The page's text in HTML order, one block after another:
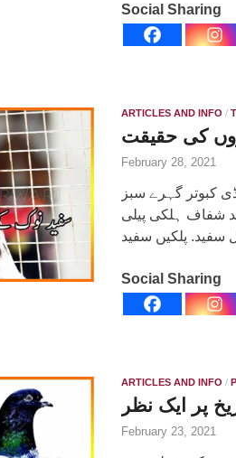
Social Sharing
ARTICLES AND INFO /
کی حقیقت
February 28, 2021
کبوتر گہرے سبز
حد شفاف ہلکی پیلی
Social Sharing
ARTICLES AND INFO /
پر ایک نظر
February 23, 2021